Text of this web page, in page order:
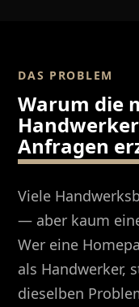
DAS PROBLEM
Warum die
Anfragen
Viele
— aber kaum
Wer eine
als Handwerker,
dieselben